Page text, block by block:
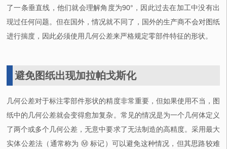
了一条垂直线，他们就会理解角度为90°，因此过去在加工中没有出
现过任何问题。但在国外，情况就不同了，国外的生产商不会对图纸
进行揣度，因此必须使用几何公差来严格规定零部件特征的形状。
避免图纸出现加拉帕戈斯化
几何公差对于标注零部件形状的精度非常重要，但如果使用不当，图
纸中的几何公差就会变得愈加复杂。常见的情况是为一个几何体定义
了两个或多个几何公差，无意中要求了无法制造的高精度。采用最大
实体公差法（通常称为 Ⓜ︎ 标记）可以避免这种情况，但其思路较难